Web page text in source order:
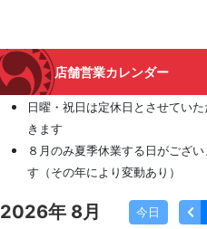
店舗営業カレンダー
日曜・祝日は定休日とさせていた
きます
８月のみ夏季休業する日がござい
す（その年により変動あり）
2026年 8月 今日